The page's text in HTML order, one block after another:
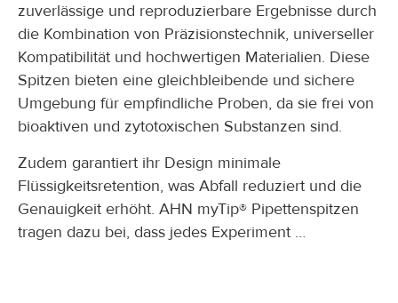
zuverlässige und reproduzierbare Ergebnisse durch
die Kombination von Präzisionstechnik, universeller
Kompatibilität und hochwertigen Materialien. Diese
Spitzen bieten eine gleichbleibende und sichere
Umgebung für empfindliche Proben, da sie frei von
bioaktiven und zytotoxischen Substanzen sind.
Zudem garantiert ihr Design minimale
Flüssigkeitsretention, was Abfall reduziert und die
Genauigkeit erhöht. AHN myTip® Pipettenspitzen
tragen dazu bei, dass jedes Experiment …